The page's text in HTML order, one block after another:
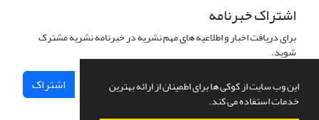
این وب سایت از کوکی ها برای اطمینان از ارائه بهترین
خدمات استفاده می کند.
اشتراک خبرنامه
برای دریافت اخبار و اطلاعیه های مهم نشریه در خبرنامه نشریه مشترک
شوید.
اشتراک